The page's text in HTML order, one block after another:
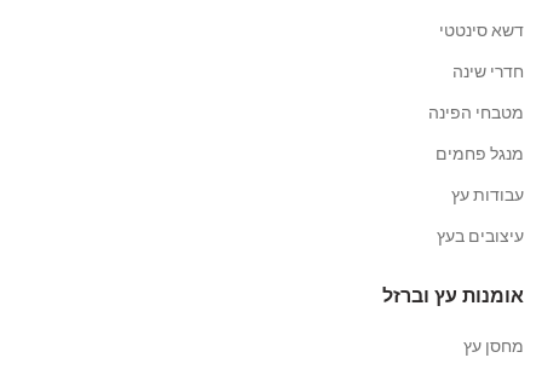
דשא סינטטי
חדרי שינה
מטבחי הפינה
מנגל פחמים
עבודות עץ
עיצובים בעץ
אומנות עץ וברזל
מחסן עץ